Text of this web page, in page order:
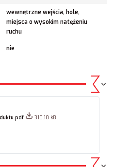
wewnętrzne wejścia, hole,
miejsca o wysokim natężeniu
ruchu
nie
310.10 kB